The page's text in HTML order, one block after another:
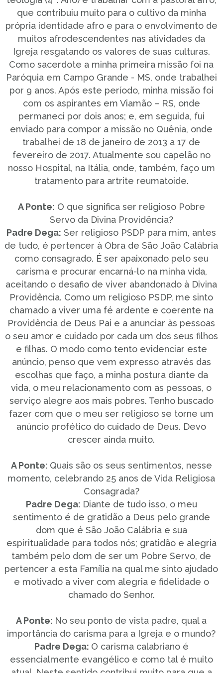
que contribuiu muito para o cultivo da minha
própria identidade afro e para o envolvimento de
muitos afrodescendentes nas atividades da
Igreja resgatando os valores de suas culturas.
Como sacerdote a minha primeira missão foi na
Paróquia em Campo Grande - MS, onde trabalhei
por 9 anos. Após este período, minha missão foi
com os aspirantes em Viamão – RS, onde
permaneci por dois anos; e, em seguida, fui
enviado para compor a missão no Quênia, onde
trabalhei de 18 de janeiro de 2013 a 17 de
fevereiro de 2017. Atualmente sou capelão no
nosso Hospital, na Itália, onde, também, faço um
tratamento para artrite reumatoide.
A Ponte: O que significa ser religioso Pobre
Servo da Divina Providência?
Padre Dega: Ser religioso PSDP para mim, antes
de tudo, é pertencer à Obra de São João Calábria
como consagrado. É ser apaixonado pelo seu
carisma e procurar encarná-lo na minha vida,
aceitando o desafio de viver abandonado à Divina
Providência. Como um religioso PSDP, me sinto
chamado a viver uma fé ardente e coerente na
Providência de Deus Pai e a anunciar às pessoas
o seu amor e cuidado por cada um dos seus filhos
e filhas. O modo como tento evidenciar este
anúncio, penso que vem expresso através das
escolhas que faço, a minha postura diante da
vida, o meu relacionamento com as pessoas, o
serviço alegre aos mais pobres. Tenho buscado
fazer com que o meu ser religioso se torne um
anúncio profético do cuidado de Deus. Devo
crescer ainda muito.
A Ponte: Quais são os seus sentimentos, nesse
momento, celebrando 25 anos de Vida Religiosa
Consagrada?
Padre Dega: Diante de tudo isso, o meu
sentimento é de gratidão a Deus pelo grande
dom que é São João Calábria e sua
espiritualidade para todos nós; gratidão e alegria
também pelo dom de ser um Pobre Servo, de
pertencer a esta Família na qual me sinto ajudado
e motivado a viver com alegria e fidelidade o
chamado do Senhor.
A Ponte: No seu ponto de vista padre, qual a
importância do carisma para a Igreja e o mundo?
Padre Dega: O carisma calabriano é
essencialmente evangélico e como tal é muito